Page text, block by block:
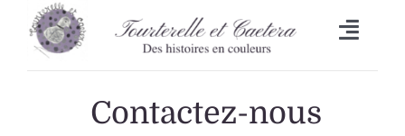
Passer
contenu
Contactez-nous